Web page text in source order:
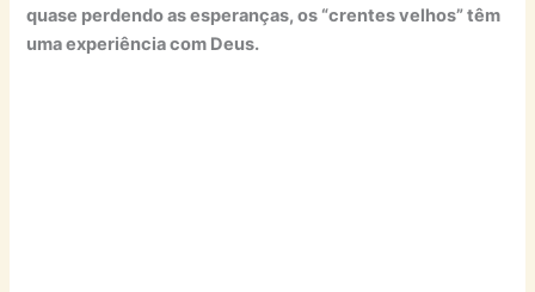
quase perdendo as esperanças, os “crentes velhos” têm
uma experiência com Deus.